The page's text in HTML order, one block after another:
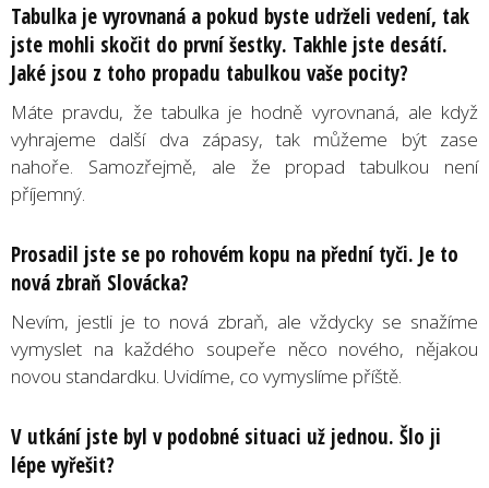
Tabulka je vyrovnaná a pokud byste udrželi vedení, tak
jste mohli skočit do první šestky. Takhle jste desátí.
Jaké jsou z toho propadu tabulkou vaše pocity?
Máte pravdu, že tabulka je hodně vyrovnaná, ale když
vyhrajeme další dva zápasy, tak můžeme být zase
nahoře. Samozřejmě, ale že propad tabulkou není
příjemný.
Prosadil jste se po rohovém kopu na přední tyči. Je to
nová zbraň Slovácka?
Nevím, jestli je to nová zbraň, ale vždycky se snažíme
vymyslet na každého soupeře něco nového, nějakou
novou standardku. Uvidíme, co vymyslíme příště.
V utkání jste byl v podobné situaci už jednou. Šlo ji
lépe vyřešit?